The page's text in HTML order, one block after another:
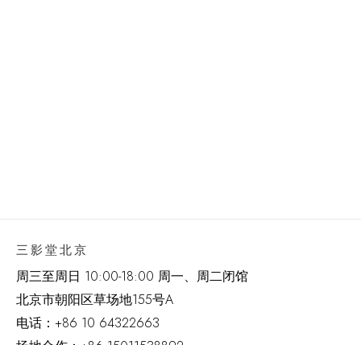
三影堂北京
周三至周日 10:00-18:00 周一、周二闭馆
北京市朝阳区草场地155号A
电话： +86 10 64322663